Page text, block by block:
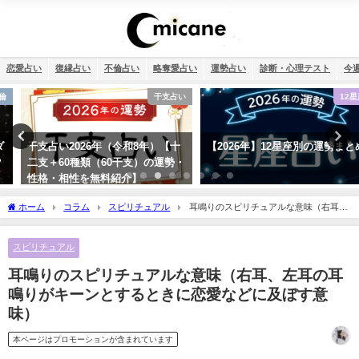
恋愛占い 復縁占い 不倫占い 略奪愛占い 運勢占い 診断・心理テスト 今
干支占い
干支占い2026年（令和8年）【十
二支＋60種類（60干支）の運勢・
性格・相性を無料紹介】
12星座
【2026年】12星座別の運勢まとめ
ホーム コラム スピリチュアル
耳鳴りのスピリチュアルな意味（右耳、
左耳の耳鳴りがキーンとするときに恋愛などに及ぼす意味）
スピリチュアル
耳鳴りのスピリチュアルな意味（右耳、左耳の耳
鳴りがキーンとするときに恋愛などに及ぼす意
味）
本ページはプロモーションが含まれています